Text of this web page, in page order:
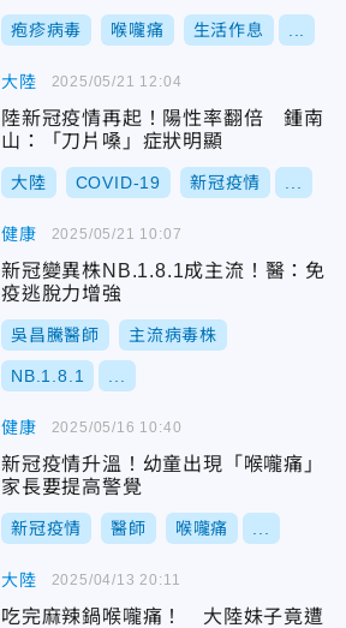
疱疹病毒 喉嚨痛 生活作息
大陸
陸新冠疫情再起！陽性率翻倍 鍾南
山：「刀片嗓」症狀明顯
大陸 COVID-19 新冠疫情
2025/05/21 12:04
健康
新冠變異株NB.1.8.1成主流！醫：免
疫逃脫力增強
吳昌騰醫師 主流病毒株
NB.1.8.1
2025/05/21 10:07
健康
新冠疫情升溫！幼童出現「喉嚨痛」
家長要提高警覺
新冠疫情 醫師 喉嚨痛
2025/05/16 10:40
大陸
吃完麻辣鍋喉嚨痛！ 大陸妹子竟遭
2025/04/13 20:11